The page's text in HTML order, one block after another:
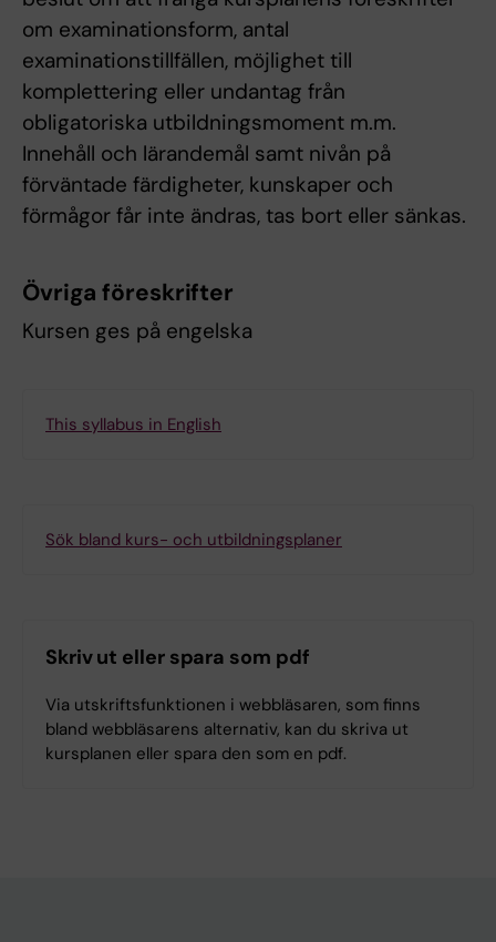
om examinationsform, antal
examinationstillfällen, möjlighet till
komplettering eller undantag från
obligatoriska utbildningsmoment m.m.
Innehåll och lärandemål samt nivån på
förväntade färdigheter, kunskaper och
förmågor får inte ändras, tas bort eller sänkas.
Övriga föreskrifter
Kursen ges på engelska
This syllabus in English
Sök bland kurs- och utbildningsplaner
Skriv ut eller spara som pdf
Via utskriftsfunktionen i webbläsaren, som finns
bland webbläsarens alternativ, kan du skriva ut
kursplanen eller spara den som en pdf.